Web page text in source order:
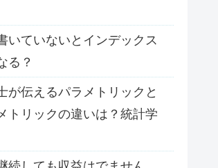
いていないとインデックス
る？
が伝えるパラメトリックと
トリックの違いは？統計学